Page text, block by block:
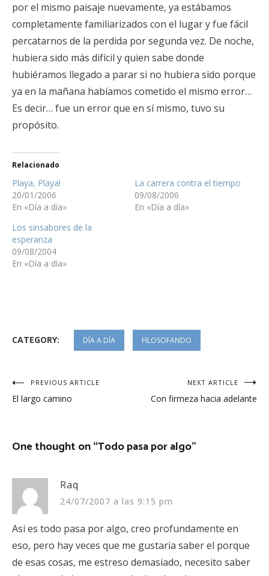
por el mismo paisaje nuevamente, ya estábamos
completamente familiarizados con el lugar y fue fácil
percatarnos de la perdida por segunda vez. De noche,
hubiera sido más difícil y quien sabe donde
hubiéramos llegado a parar si no hubiera sido porque
ya en la mañana habíamos cometido el mismo error…
Es decir… fue un error que en sí mismo, tuvo su
propósito.
Relacionado
Playa, Playa!
20/01/2006
En «Día a día»
La carrera contra el tiempo
09/08/2006
En «Día a día»
Los sinsabores de la
esperanza
09/08/2004
En «Día a día»
CATEGORY: DÍA A DÍA FILOSOFANDO
Navegación
de
PREVIOUS ARTICLE
El largo camino
NEXT ARTICLE
Con firmeza hacia adelante
One thought on “Todo pasa por algo”
Raq
24/07/2007 a las 9:15 pm
Asi es todo pasa por algo, creo profundamente en
eso, pero hay veces que me gustaria saber el porque
de esas cosas, me estreso demasiado, necesito saber